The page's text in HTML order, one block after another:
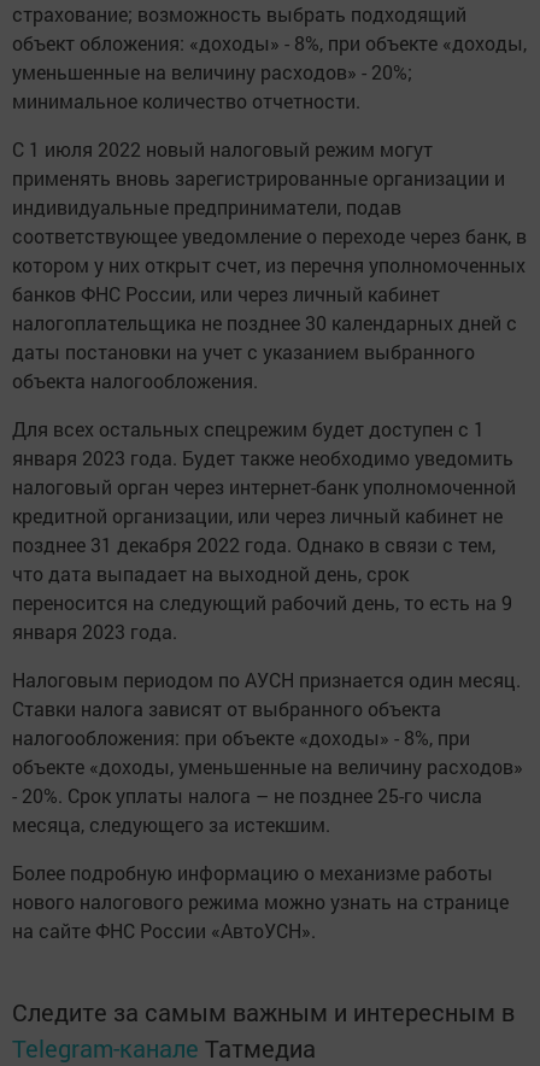
страхование; возможность выбрать подходящий
объект обложения: «доходы» - 8%, при объекте «доходы,
уменьшенные на величину расходов» - 20%;
минимальное количество отчетности.
С 1 июля 2022 новый налоговый режим могут
применять вновь зарегистрированные организации и
индивидуальные предприниматели, подав
соответствующее уведомление о переходе через банк, в
котором у них открыт счет, из перечня уполномоченных
банков ФНС России, или через личный кабинет
налогоплательщика не позднее 30 календарных дней с
даты постановки на учет с указанием выбранного
объекта налогообложения.
Для всех остальных спецрежим будет доступен с 1
января 2023 года. Будет также необходимо уведомить
налоговый орган через интернет-банк уполномоченной
кредитной организации, или через личный кабинет не
позднее 31 декабря 2022 года. Однако в связи с тем,
что дата выпадает на выходной день, срок
переносится на следующий рабочий день, то есть на 9
января 2023 года.
Налоговым периодом по АУСН признается один месяц.
Ставки налога зависят от выбранного объекта
налогообложения: при объекте «доходы» - 8%, при
объекте «доходы, уменьшенные на величину расходов»
- 20%. Срок уплаты налога – не позднее 25-го числа
месяца, следующего за истекшим.
Более подробную информацию о механизме работы
нового налогового режима можно узнать на странице
на сайте ФНС России «АвтоУСН».
Следите за самым важным и интересным в
Telegram-канале Татмедиа